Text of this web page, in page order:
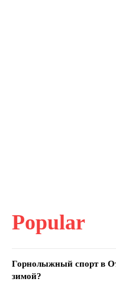
Popular
Горнолыжный спорт в
зимой?